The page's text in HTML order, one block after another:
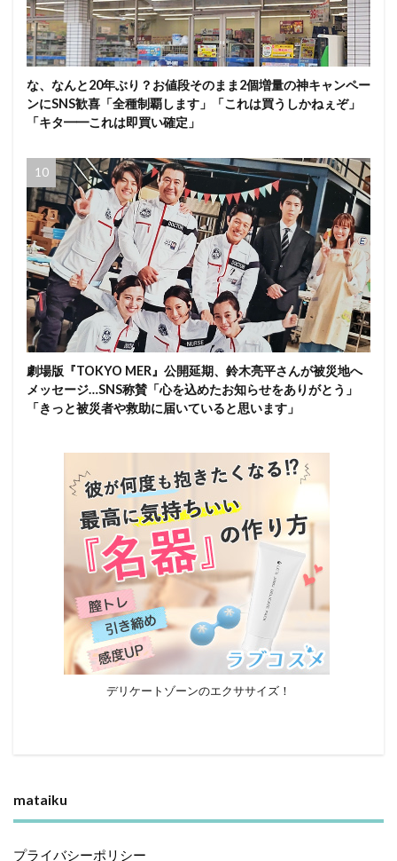
な、なんと20年ぶり？お値段そのまま2個増量の神キャンペー
ンにSNS歓喜「全種制覇します」「これは買うしかねぇぞ」
「キタ━━これは即買い確定」
劇場版『TOKYO MER』公開延期、鈴木亮平さんが被災地へ
メッセージ…SNS称賛「心を込めたお知らせをありがとう」
「きっと被災者や救助に届いていると思います」
デリケートゾーンのエクササイズ！
mataiku
プライバシーポリシー